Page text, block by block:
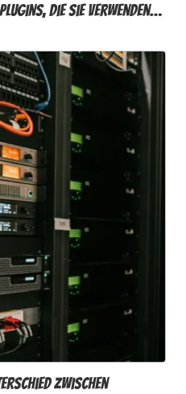
die Sie verwenden…
zwischen